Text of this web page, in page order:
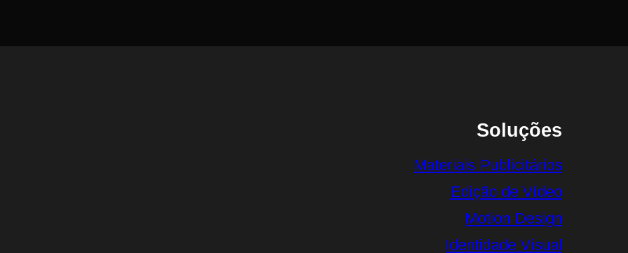
Soluções
Materiais Publicitários
Edição de Vídeo
Motion Design
Identidade Visual